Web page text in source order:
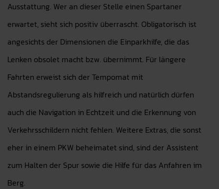
Ausstattung. Wer an dieser Stelle einen Spartaner
erwartet, sieht sich positiv überrascht. Obligatorisch ist
angesichts der Dimensionen die Einparkhilfe, die das
Lenken obsolet macht bzw. übernimmt. Für längere
Fahrten erweist sich der Tempomat mit
Abstandsregulierung als hilfreich und natürlich dürfen
auch die Navigation in Echtzeit und die Erkennung von
Verkehrsschildern nicht fehlen. Weitere Extras, die sonst
eher in einem PKW beheimatet sind, sind der Assistent
zum Halten der Spur sowie die Hilfe für das Anfahren im
Berg.